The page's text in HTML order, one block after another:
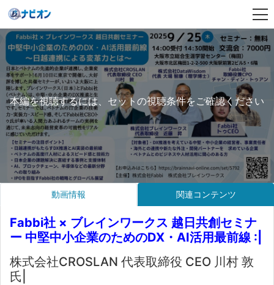
本編を視聴するには、セットの視聴条件をご確認ください
動画情報 関連コンテンツ
Fabbi社 × ブレインワークス 越日共創セミナ
ー 中堅中小企業のためのDX・AI活用最前線 :|
株式会社CROSLAN 代表取締役 CEO 川村 敦
氏|